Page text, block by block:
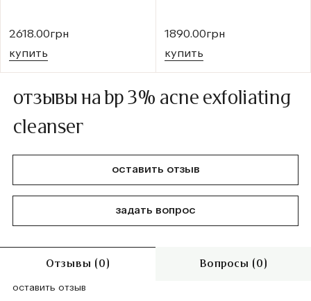
2618.00грн
купить
1890.00грн
купить
отзывы на bp 3% acne exfoliating
cleanser
оставить отзыв
задать вопрос
Отзывы (0) Вопросы (0)
оставить отзыв